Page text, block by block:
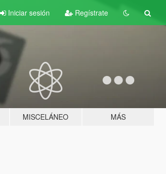
Iniciar sesión Regístrate
MISCELÁNEO MÁS